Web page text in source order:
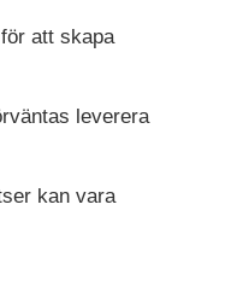
att skapa
leverera
kan vara